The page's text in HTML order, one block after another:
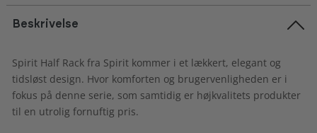
Beskrivelse
Spirit Half Rack fra Spirit kommer i et lækkert, elegant og
tidsløst design. Hvor komforten og brugervenligheden er i
fokus på denne serie, som samtidig er højkvalitets produkter
til en utrolig fornuftig pris.